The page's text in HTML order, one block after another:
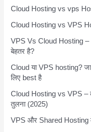
Cloud Hosting vs vps
Cloud Hosting vs VPS
VPS Vs Cloud Hosting
बेहतर है?
Cloud या VPS hosting?
लिए best है
Cloud Hosting vs VPS –
तुलना (2025)
VPS और Shared Hosting